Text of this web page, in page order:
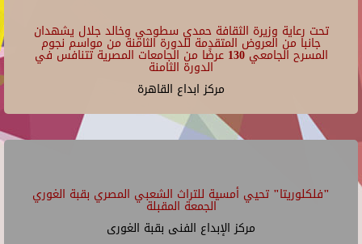
تحت رعاية وزيرة الثقافة حمدي سطوحي وخالد جلال يشهدان
جانبا من العروض المتقدمة للدورة الثامنة من مواسم نجوم
المسرح الجامعي 130 عرضًا من الجامعات المصرية تتنافس في
الدورة الثامنة
مركز ابداع القاهرة
"فلكلوريتا" تحيي أمسية للتراث الشعبي المصري بقبة الغوري
الجمعة المقبلة
مركز الإبداع الفنى بقبة الغورى